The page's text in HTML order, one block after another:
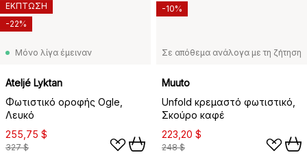
Μόνο λίγα έμειναν
Ateljé Lyktan
Φωτιστικό οροφής Ogle,
Λευκό
255,75 $
327 $
ΕΚΠΤΩΣΗ
-22%
Σε απόθεμα ανάλογα με τη ζήτηση
Muuto
Unfold κρεμαστό φωτιστικό,
Σκούρο καφέ
223,20 $
248 $
-10%